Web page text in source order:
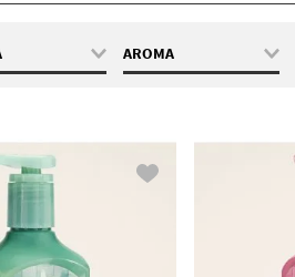
AROMA
Blossom
Falls